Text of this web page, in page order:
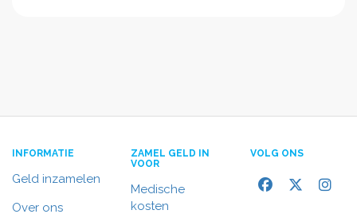
INFORMATIE
Geld inzamelen
Over ons
ZAMEL GELD IN
VOOR
Medische
kosten
VOLG ONS